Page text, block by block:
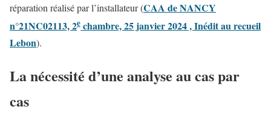
réparation réalisé par l’installateur (CAA de NANCY
n°21NC02113, 2e chambre, 25 janvier 2024 , Inédit au recueil
Lebon).
La nécessité d’une analyse au cas par
cas